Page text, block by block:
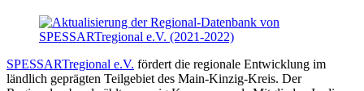
SPESSARTregional e.V. fördert die regionale Entwicklung im
ländlich geprägten Teilgebiet des Main-Kinzig-Kreis. Der